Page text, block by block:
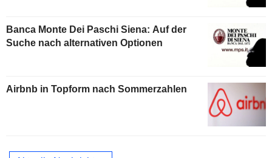
Banca Monte Dei Paschi Siena: Auf der
Suche nach alternativen Optionen
Airbnb in Topform nach Sommerzahlen